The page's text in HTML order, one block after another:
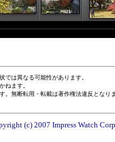
では異なる可能性があります。
ねます。
。無断転用・転載は著作権法違反とな
(c) 2007 Impress Watch